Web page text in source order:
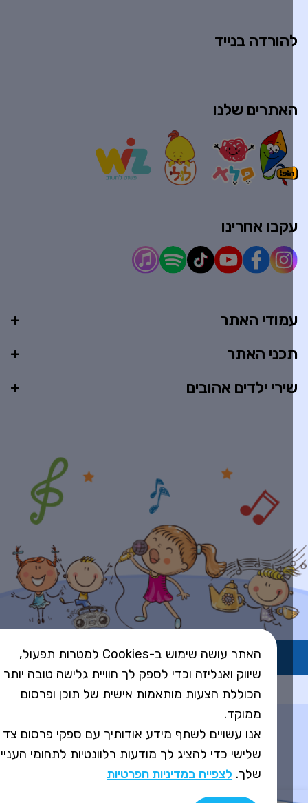
האתר
האתר
ילדים אהובים
בנייד
שלנו
אחרינו
השירות פועל ברישיון אקו"ם
Design&Code by Elevate
האתר עושה שימוש ב-Cookies למטרות תפעול,
שיווק ואנליזה וכדי לספק לך חוויית גלישה טובה יותר
הכוללת הצעות מותאמות אישית של תוכן ופרסום
ממוקד.
אנו עשויים לשתף מידע אודותיך עם ספקי פרסום צד
שלישי כדי להציג לך מודעות רלוונטיות לתחומי העניין
שלך.לצפייה במדיניות הפרטיות